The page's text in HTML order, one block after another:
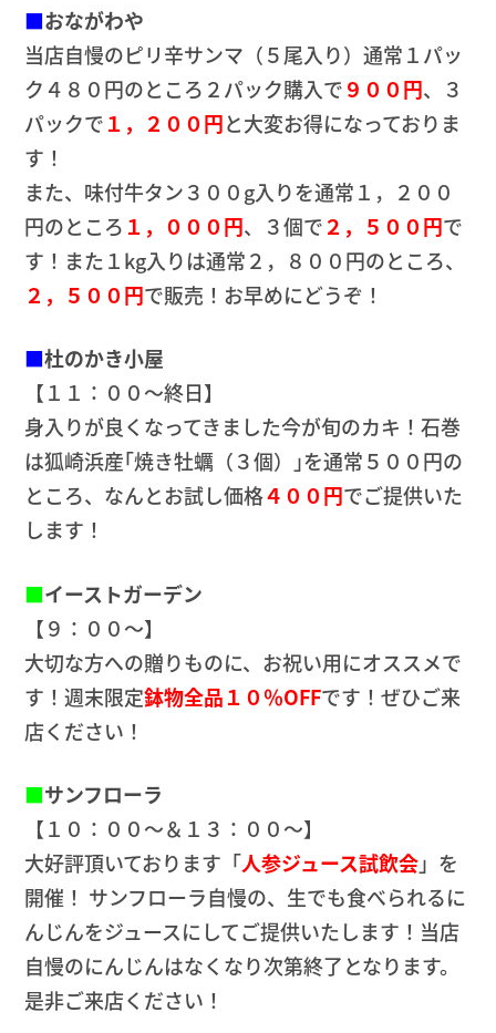
■おながわや
当店自慢のピリ辛サンマ（５尾入り）通常１パッ
ク４８０円のところ２パック購入で９００円、３
パックで１，２００円と大変お得になっておりま
す！
また、味付牛タン３００g入りを通常１，２００
円のところ １，０００円、３個で２，５００円で
す！また１kg入りは通常２，８００円のところ、
２，５００円で販売！お早めにどうぞ！
■杜のかき小屋
【１１：００～終日】
身入りが良くなってきました今が旬のカキ！石巻
は狐崎浜産｢焼き牡蠣（３個）｣を通常５００円の
ところ、なんとお試し価格４００円でご提供いた
します！
■イーストガーデン
【９：００～】
大切な方への贈りものに、お祝い用にオススメで
す！週末限定鉢物全品１０％OFFです！ぜひご来
店ください！
■サンフローラ
【１０：００～＆１３：００～】
大好評頂いております「人参ジュース試飲会」を
開催！ サンフローラ自慢の、生でも食べられるに
んじんをジュースにしてご提供いたします！当店
自慢のにんじんはなくなり次第終了となります。
是非ご来店ください！